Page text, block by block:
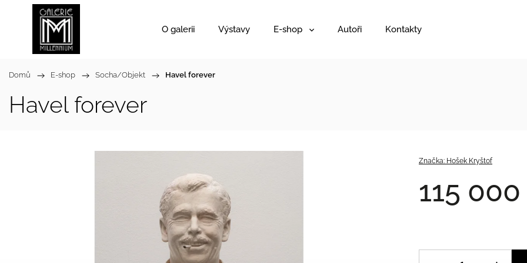
O galerii Výstavy E-shop Autoři Kontakty
Domů / E-shop / Socha/Objekt / Havel forever
Havel forever
Značka: Hošek Kryštof
115